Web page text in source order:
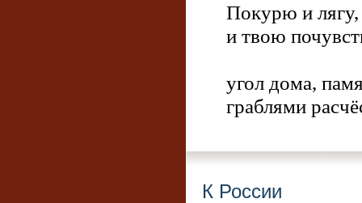
Покурю и лягу,
и твою
угол дома,
граблями
К России